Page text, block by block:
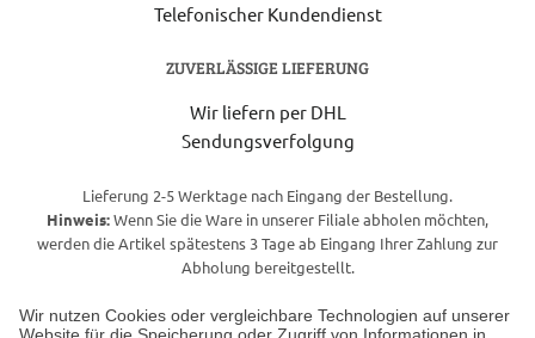
Wir nutzen Cookies oder vergleichbare Technologien auf unserer
Telefonischer Kundendienst
ZUVERLÄSSIGE LIEFERUNG
Wir liefern per DHL
Sendungsverfolgung
Lieferung 2-5 Werktage nach Eingang der Bestellung.
Hinweis:Wenn Sie die Ware in unserer Filiale abholen möchten,
werden die Artikel spätestens 3 Tage ab Eingang Ihrer Zahlung zur
Abholung bereitgestellt.